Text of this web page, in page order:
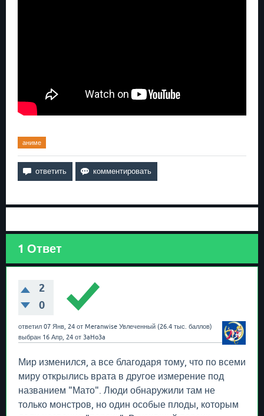
аниме
1 Ответ
2
0
ответил 07 Янв, 24 от Meranwise Увлеченный (26.4 тыс. баллов)
выбран 16 Апр, 24 от 3aHo3a
Мир изменился, а все благодаря тому, что по всеми
миру открылись врата в другое измерение под
названием "Мато". Люди обнаружили там не
только монстров, но один особые плоды, которым